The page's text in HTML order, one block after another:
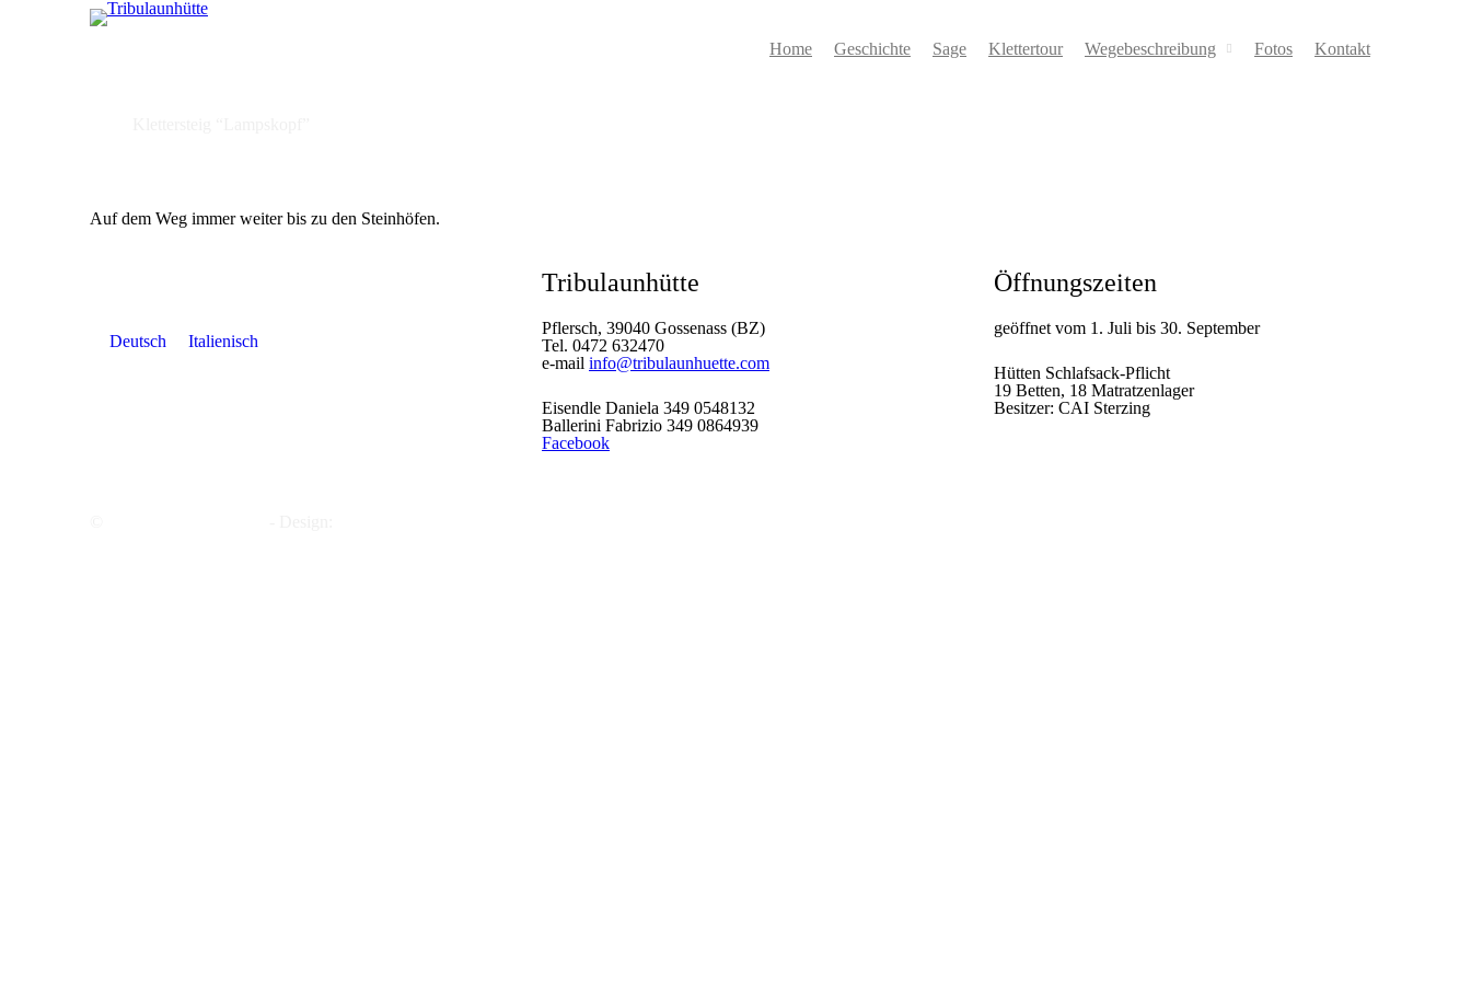
Home Geschichte Sage Klettertour Wegebeschreibung Fotos Kontakt
Auf dem Weg immer weiter bis zu den Steinhöfen.
Deutsch Italienisch
Tribulaunhütte
Pflersch, 39040 Gossenass (BZ)
Tel. 0472 632470
e-mail info@tribulaunhuette.com
Eisendle Daniela 349 0548132
Ballerini Fabrizio 349 0864939
Facebook
Öffnungszeiten
geöffnet vom 1. Juli bis 30. September
Hütten Schlafsack-Pflicht
19 Betten, 18 Matratzenlager
Besitzer: CAI Sterzing